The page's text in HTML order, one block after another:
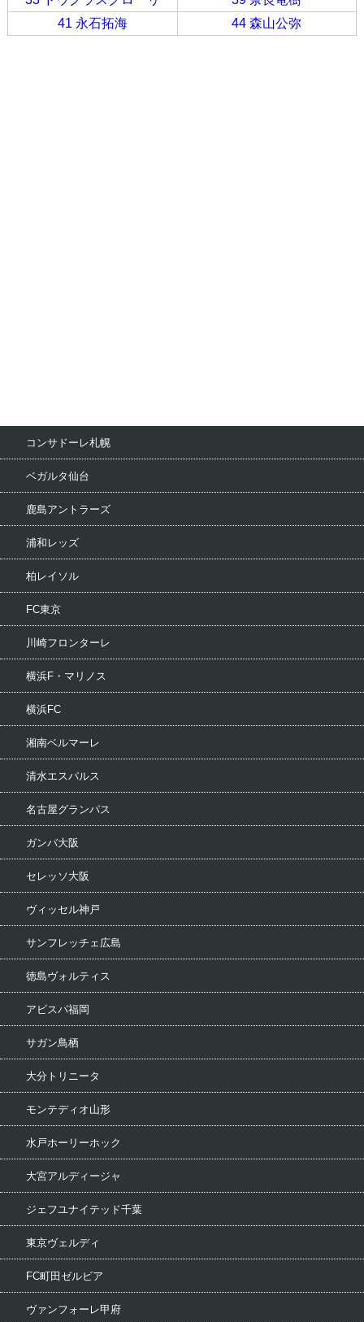
41 永石拓海
44 森山公弥
コンサドーレ札幌
ベガルタ仙台
鹿島アントラーズ
浦和レッズ
柏レイソル
FC東京
川崎フロンターレ
横浜F・マリノス
横浜FC
湘南ベルマーレ
清水エスパルス
名古屋グランパス
ガンバ大阪
セレッソ大阪
ヴィッセル神戸
サンフレッチェ広島
徳島ヴォルティス
アビスパ福岡
サガン鳥栖
大分トリニータ
モンテディオ山形
水戸ホーリーホック
大宮アルディージャ
ジェフユナイテッド千葉
東京ヴェルディ
FC町田ゼルビア
ヴァンフォーレ甲府